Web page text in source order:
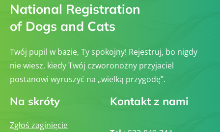
National Registration
of Dogs and Cats
Twój pupil w bazie, Ty spokojny! Rejestruj, bo nigdy
nie wiesz, kiedy Twój czworonożny przyjaciel
postanowi wyruszyć na „wielką przygodę”.
Na skróty
Zgłoś zaginięcie
Kontakt z nami